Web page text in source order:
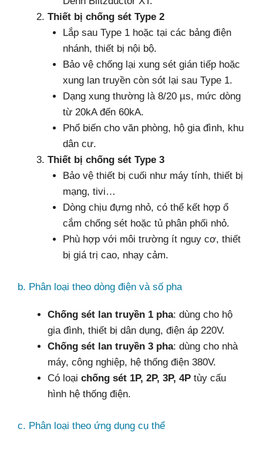
Thiết bị chống sét Type 2
Lắp sau Type 1 hoặc tại các bảng điện
nhánh, thiết bị nội bộ.
Bảo vệ chống lại xung sét gián tiếp hoặc
xung lan truyền còn sót lại sau Type 1.
Dạng xung thường là 8/20 µs, mức dòng
từ 20kA đến 60kA.
Phổ biến cho văn phòng, hộ gia đình, khu
dân cư.
Thiết bị chống sét Type 3
Bảo vệ thiết bị cuối như máy tính, thiết bị
mạng, tivi…
Dòng chịu đựng nhỏ, có thể kết hợp ổ
cắm chống sét hoặc tủ phân phối nhỏ.
Phù hợp với môi trường ít nguy cơ, thiết
bị giá trị cao, nhạy cảm.
b. Phân loại theo dòng điện và số pha
Chống sét lan truyền 1 pha: dùng cho hộ
gia đình, thiết bị dân dụng, điện áp 220V.
Chống sét lan truyền 3 pha: dùng cho nhà
máy, công nghiệp, hệ thống điện 380V.
Có loại chống sét 1P, 2P, 3P, 4P tùy cấu
hình hệ thống điện.
c. Phân loại theo ứng dụng cụ thể